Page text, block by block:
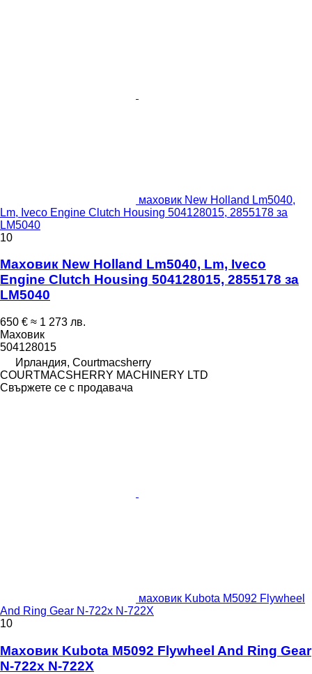
маховик New Holland Lm5040,
Lm, Iveco Engine Clutch Housing 504128015, 2855178 за
LM5040
10
Маховик New Holland Lm5040, Lm, Iveco
Engine Clutch Housing 504128015, 2855178 за
LM5040
650 € ≈ 1 273 лв.
Маховик
504128015
Ирландия, Courtmacsherry
COURTMACSHERRY MACHINERY LTD
Свържете се с продавача
маховик Kubota M5092 Flywheel
And Ring Gear N-722x N-722X
10
Маховик Kubota M5092 Flywheel And Ring Gear
N-722x N-722X